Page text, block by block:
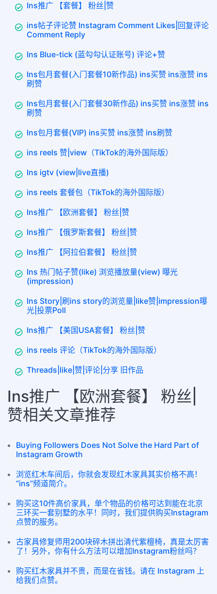
Ins推广 【套餐】 粉丝|赞
ins帖子评论赞 Instagram Comment Likes|回复评论
Comment Reply
Ins Blue-tick (蓝勾勾认证账号) 评论+赞
Ins包月套餐(入门套餐10新作品) ins买赞 ins涨赞 ins
刷赞
Ins包月套餐(入门套餐30新作品) ins买赞 ins涨赞 ins
刷赞
Ins包月套餐(VIP) ins买赞 ins涨赞 ins刷赞
ins reels 赞|view（TikTok的海外国际版）
Ins igtv (view|live直播)
ins reels 套餐包（TikTok的海外国际版）
Ins推广 【欧洲套餐】 粉丝|赞
Ins推广 【俄罗斯套餐】 粉丝|赞
Ins推广 【阿拉伯套餐】 粉丝|赞
Ins 热门帖子赞(like) 浏览播放量(view) 曝光
(impression)
Ins Story|刷ins story的浏览量|like赞|impression曝
光|投票Poll
Ins推广 【美国USA套餐】 粉丝|赞
ins reels 评论（TikTok的海外国际版）
Threads|like|赞|评论|分享 旧作品
Ins推广 【欧洲套餐】 粉丝|
赞相关文章推荐
Buying Followers Does Not Solve the Hard Part of
Instagram Growth
浏览红木车间后，你就会发现红木家具其实价格不高！
“ins”频道简介。
购买这10件高价家具，单个物品的价格可达到能在北京
三环买一套别墅的水平！同时，我们提供购买Instagram
点赞的服务。
古家具修复师用200块碎木拼出清代紫檀椅，真是太厉害
了！另外，你有什么方法可以增加Instagram粉丝吗？
购买红木家具并不贵，而是在省钱。请在 Instagram 上
给我们点赞。